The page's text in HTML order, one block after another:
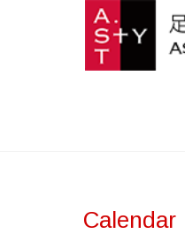
Calendar
2:00 AM
5:00 AM